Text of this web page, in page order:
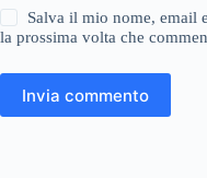
Salva il mio nome, email
la prossima volta che
Invia commento